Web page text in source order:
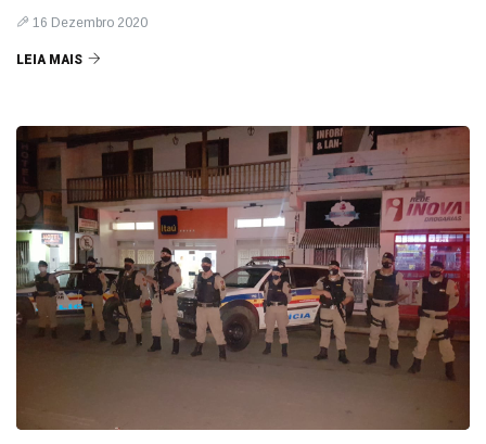
16 Dezembro 2020
LEIA MAIS